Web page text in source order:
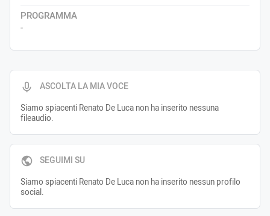
ASCOLTA LA MIA VOCE
Siamo spiacenti Renato De Luca non ha inserito nessuna
fileaudio.
SEGUIMI SU
Siamo spiacenti Renato De Luca non ha inserito nessun profilo
social.
PROGRAMMA
-